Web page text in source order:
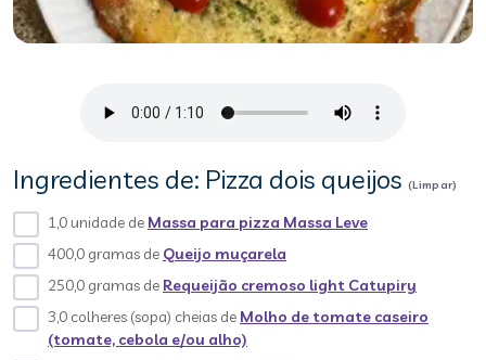
Ingredientes de: Pizza dois queijos (Limpar)
1,0 unidade de Massa para pizza Massa Leve
400,0 gramas de Queijo muçarela
250,0 gramas de Requeijão cremoso light Catupiry
3,0 colheres (sopa) cheias de Molho de tomate caseiro
(tomate, cebola e/ou alho)